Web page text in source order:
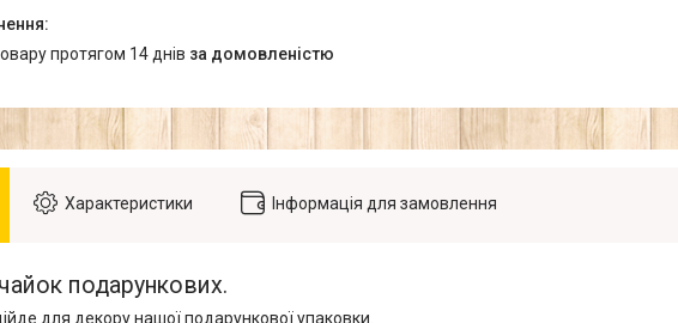
протягом 14 днів за домовленістю
Характеристики Інформація для замовлення
подарункових.
для декору нашої подарункової упаковки.